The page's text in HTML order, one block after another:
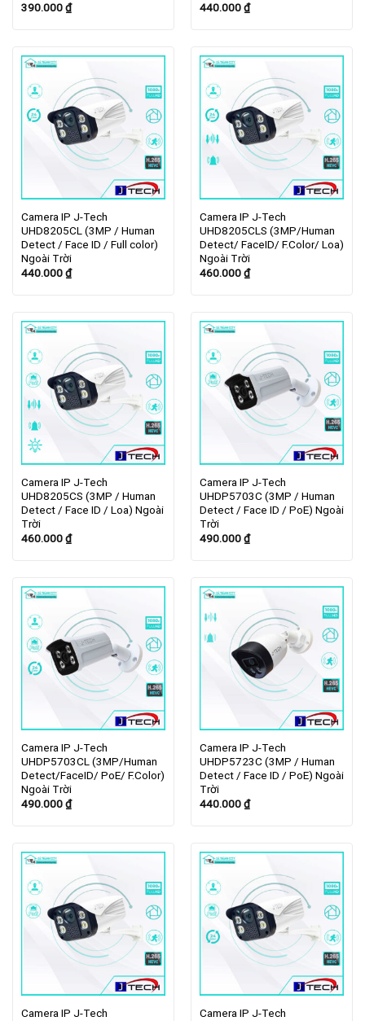
390.000₫ 440.000₫
Camera IP J-Tech
UHD8205CL (3MP / Human
Detect / Face ID / Full color)
Ngoài Trời
440.000₫
Camera IP J-Tech
UHD8205CLS (3MP/Human
Detect/ FaceID/ F.Color/ Loa)
Ngoài Trời
460.000₫
Camera IP J-Tech
UHD8205CS (3MP / Human
Detect / Face ID / Loa) Ngoài
Trời
460.000₫
Camera IP J-Tech
UHDP5703C (3MP / Human
Detect / Face ID / PoE) Ngoài
Trời
490.000₫
Camera IP J-Tech
UHDP5703CL (3MP/Human
Detect/FaceID/ PoE/ F.Color)
Ngoài Trời
490.000₫
Camera IP J-Tech
UHDP5723C (3MP / Human
Detect / Face ID / PoE) Ngoài
Trời
440.000₫
Camera IP J-Tech
Camera IP J-Tech